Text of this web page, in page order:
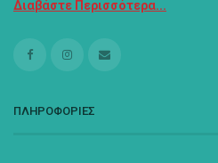
Διαβάστε Περισσότερα...
ΠΛΗΡΟΦΟΡΙΕΣ